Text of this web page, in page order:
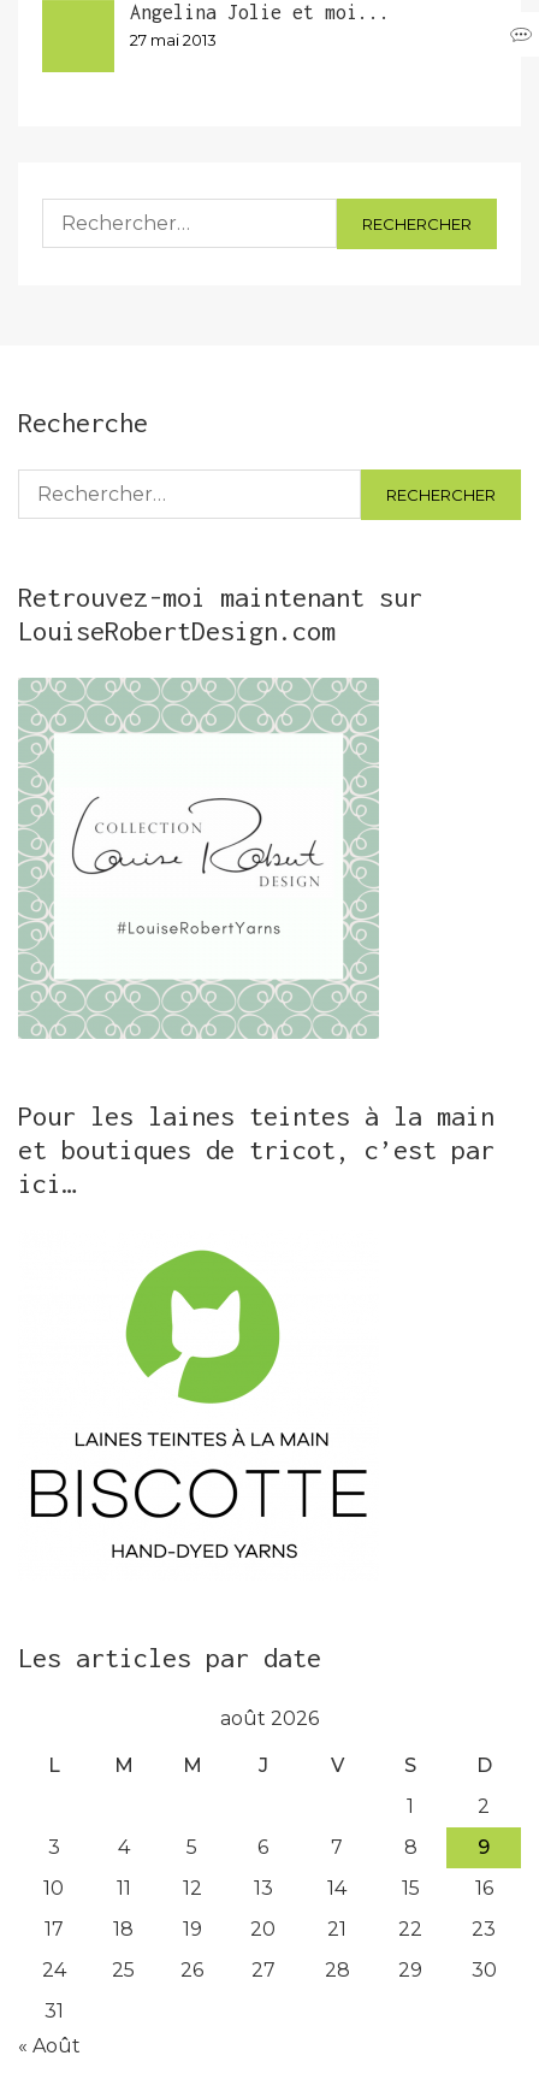
Angelina Jolie et moi...
27 mai 2013
Rechercher :
Recherche
Rechercher :
Retrouvez-moi maintenant sur
LouiseRobertDesign.com
Pour les laines teintes à la main
et boutiques de tricot, c’est par
ici…
Les articles par date
août 2026
L M M J V S
D
1
2
3
4 5 6 7 8
9
10
11 12 13 14 15
16
17
18 19 20 21 22
23
24
25 26 27 28 29
30
31
« Août